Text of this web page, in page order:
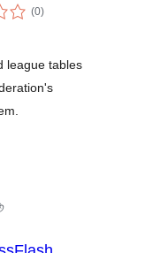
(0કુલ
રેટિંગ્સ
)
league tables